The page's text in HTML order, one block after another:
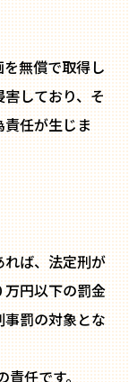
無償で取得し
しており、そ
任が生じま
ば、法定刑が
円以下の罰金
罰の対象とな
責任です。